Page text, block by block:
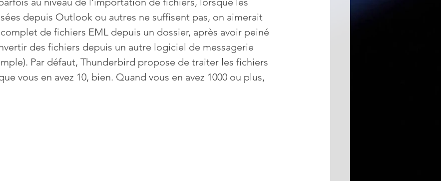
à jour Multimedia Navigateurs News
Photographie
depuis Outlook ou autres ne suffisent pas, on aimerait
de fichiers EML depuis un dossier, après avoir peiné
des fichiers depuis un autre logiciel de messagerie
Par défaut, Thunderbird propose de traiter les fichiers
vous en avez 10, bien. Quand vous en avez 1000 ou plus,